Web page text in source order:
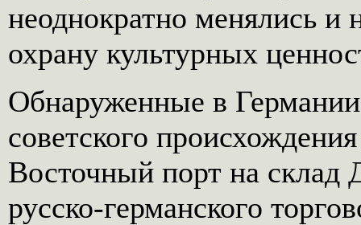
неоднократно менялись и
охрану культурных
Обнаруженные в
советского
Восточный порт на склад
русско-германского